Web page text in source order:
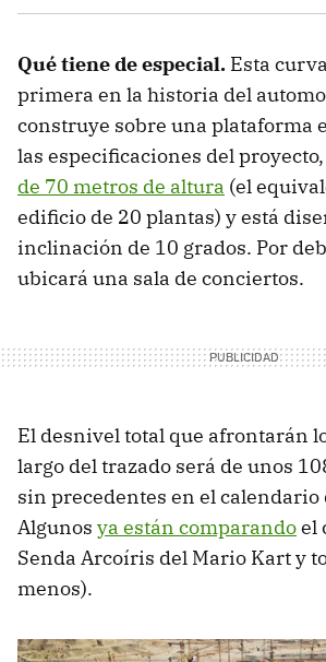
Qué tiene de especial. Esta
primera en la historia del
construye sobre una plataforma
las especificaciones del proyecto,
de 70 metros de altura (el
edificio de 20 plantas) y está
inclinación de 10 grados. Por
ubicará una sala de conciertos.
El desnivel total que afrontarán
largo del trazado será de unos
sin precedentes en el calendario
Algunos ya están comparandoel
Senda Arcoíris del Mario Kart y
menos).